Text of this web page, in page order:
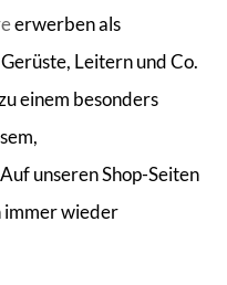
erwerben als
Leitern und Co.
einem besonders
unseren Shop-Seiten
immer wieder